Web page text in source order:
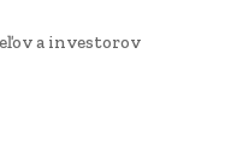
a investorov